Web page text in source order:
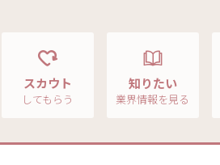
スカウト
してもらう
知りたい
業界情報を見る